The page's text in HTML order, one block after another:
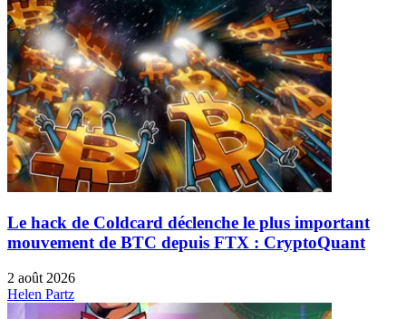
Le hack de Coldcard déclenche le plus important
mouvement de BTC depuis FTX : CryptoQuant
2 août 2026
Helen Partz